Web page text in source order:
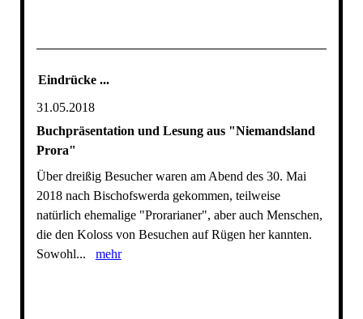
Eindrücke ...
31.05.2018
Buchpräsentation und Lesung aus "Niemandsland
Prora"
Über dreißig Besucher waren am Abend des 30. Mai
2018 nach Bischofswerda gekommen, teilweise
natürlich ehemalige "Prorarianer", aber auch Menschen,
die den Koloss von Besuchen auf Rügen her kannten.
Sowohl... mehr